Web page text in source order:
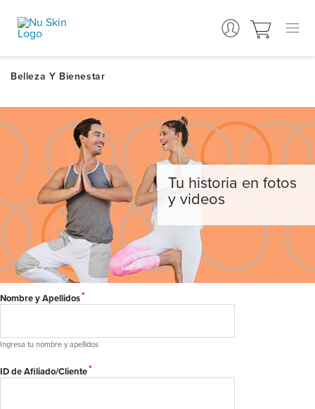
Tu historia en fotos
y videos
Nombre y Apellidos*
Ingresa tu nombre y apellidos
ID de Afiliado/Cliente*